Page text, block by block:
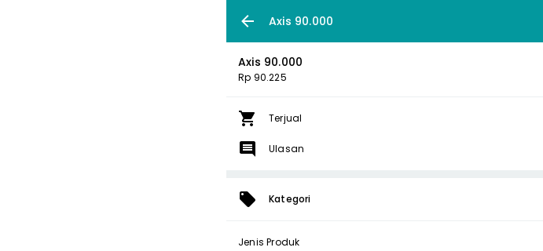
Axis 90.000
Axis 90.000
Rp 90.225
Terjual
Ulasan
Kategori
Jenis Produk